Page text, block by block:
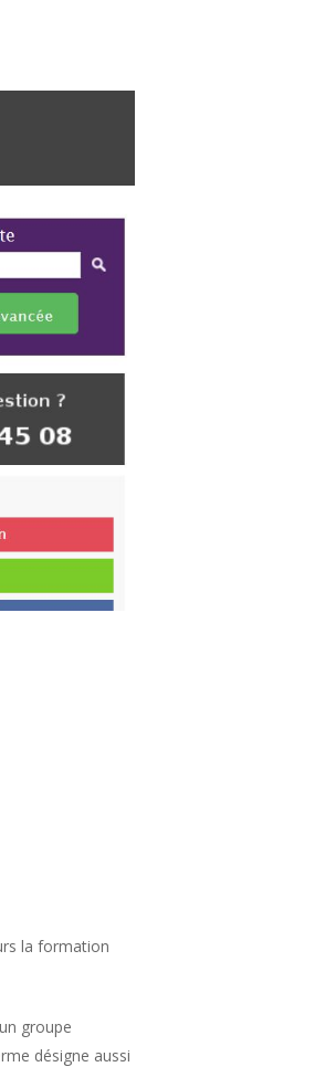
la formation
groupe
désigne aussi